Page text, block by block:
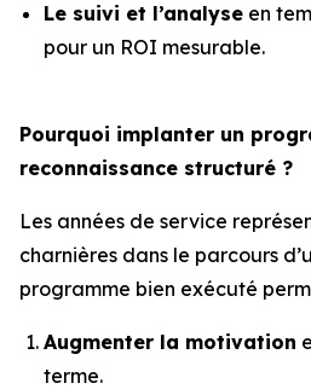
Le suivi et l’analyse en
pour un ROI mesurable.
Pourquoi implanter un
reconnaissance structuré ?
Les années de service
charnières dans le parcours
programme bien exécuté
Augmenter la motivation
terme.